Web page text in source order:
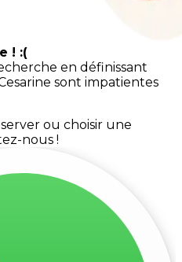
! :(
en définissant
sont impatientes
ou choisir une
nous !